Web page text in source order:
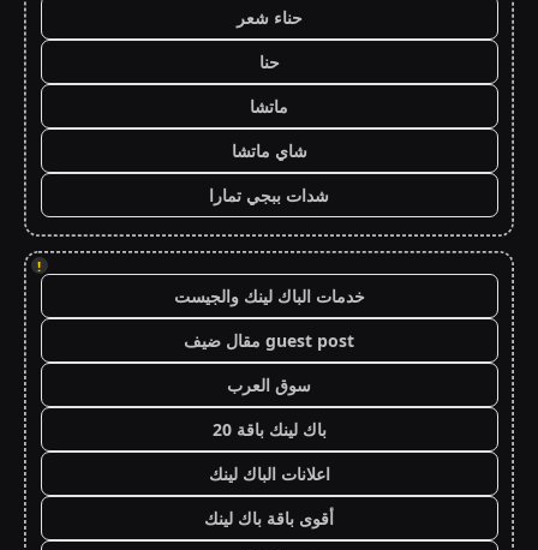
حناء شعر
حنا
ماتشا
شاي ماتشا
شدات ببجي تمارا
!
خدمات الباك لينك والجيست
guest post مقال ضيف
سوق العرب
باك لينك باقة 20
اعلانات الباك لينك
أقوى باقة باك لينك